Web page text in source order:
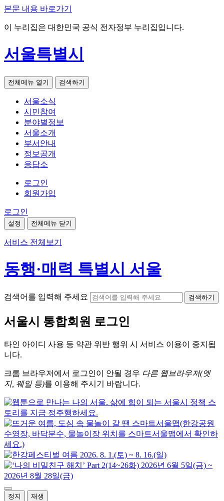
본문 내용 바로가기
이 누리집은 대한민국 공식 전자정부 누리집입니다.
서울특별시
전체메뉴 열기 검색하기
서울소식
시민참여
분야별정보
서울소개
부서안내
정보공개
응답소
로그인
회원가입
로그인
설정 전체메뉴 닫기
서비스 전체보기
동행·매력 특별시 서울
검색어를 입력해 주세요 검색하기
서울시 통합회원 로그인
타인 아이디 사용 등 약관 위반 행위 시 서비스 이용이 중지됩
니다.
크롬 브라우저에서 로그인이 안될 경우 다른 웹브라우저(엣
지, 웨일 등)를 이용해 주시기 바랍니다.
정지 재생